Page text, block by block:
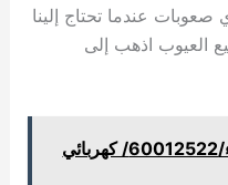
صعوبات عندما تحتاج إلينا
العيوب اذهب إلى
فني كهربائي الجهراء/60012522/ كهربائي